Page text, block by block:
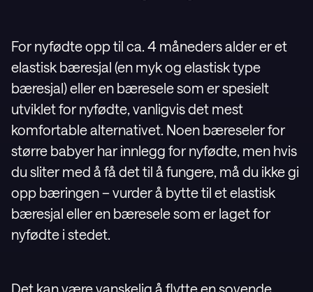
For nyfødte opp til ca. 4 måneders alder er et
elastisk bæresjal (en myk og elastisk type
bæresjal) eller en bæresele som er spesielt
utviklet for nyfødte, vanligvis det mest
komfortable alternativet. Noen bæreseler for
større babyer har innlegg for nyfødte, men hvis
du sliter med å få det til å fungere, må du ikke gi
opp bæringen – vurder å bytte til et elastisk
bæresjal eller en bæresele som er laget for
nyfødte i stedet.
Det kan være vanskelig å flytte en sovende